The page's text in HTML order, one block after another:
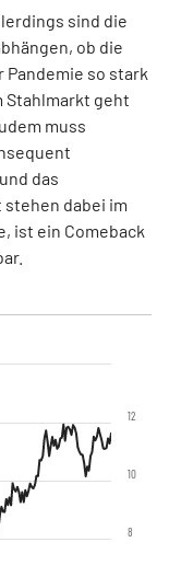
sind die
ob die
so stark
Stahlmarkt geht
muss
das
dabei im
ist ein Comeback
8
10
12